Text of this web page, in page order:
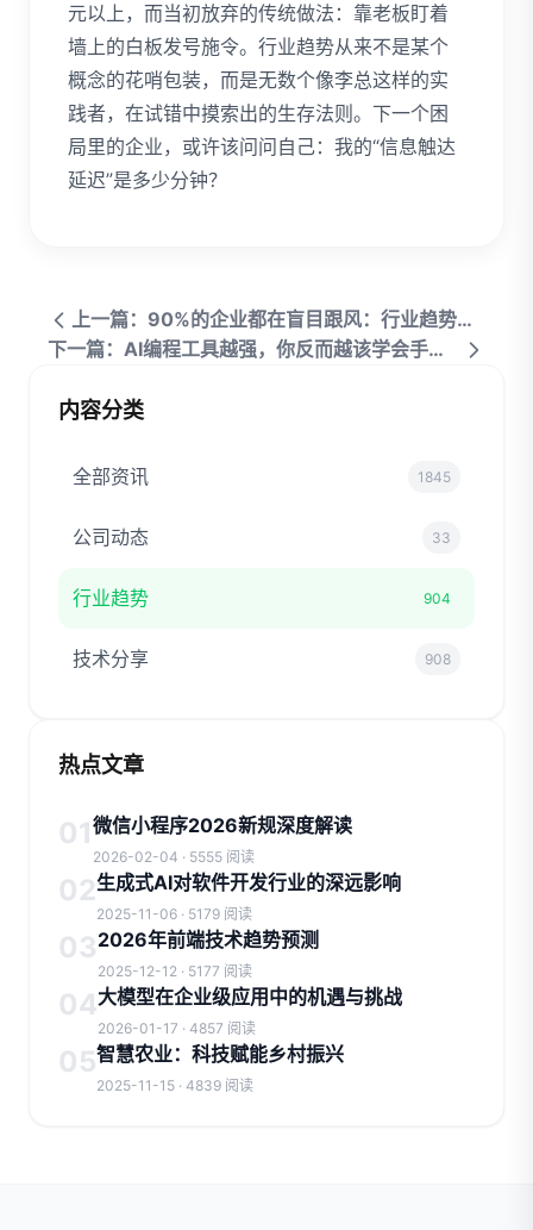
元以上，而当初放弃的传统做法：靠老板盯着
墙上的白板发号施令。行业趋势从来不是某个
概念的花哨包装，而是无数个像李总这样的实
践者，在试错中摸索出的生存法则。下一个困
局里的企业，或许该问问自己：我的“信息触达
延迟”是多少分钟？
上一篇：90%的企业都在盲目跟风：行业趋势的真与伪
下一篇：AI编程工具越强，你反而越该学会手写代码
内容分类
全部资讯 1845
公司动态 33
行业趋势 904
技术分享 908
热点文章
01微信小程序2026新规深度解读
2026-02-04 · 5555 阅读
02生成式AI对软件开发行业的深远影响
2025-11-06 · 5179 阅读
032026年前端技术趋势预测
2025-12-12 · 5177 阅读
04大模型在企业级应用中的机遇与挑战
2026-01-17 · 4857 阅读
05智慧农业：科技赋能乡村振兴
2025-11-15 · 4839 阅读